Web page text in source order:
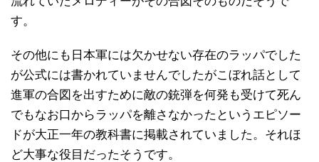
す。
その他にも日本軍には欠かせない存在のラッパでした
が公式には書かれていませんでしたがこぼれ話として
進軍の合図を出すために敵の銃弾を何発も受けて死ん
でもなお口からラッパを離さなかったというエピソー
ドが大正一年の教科書に掲載されていました。それほ
ど大事な役目だったそうです。